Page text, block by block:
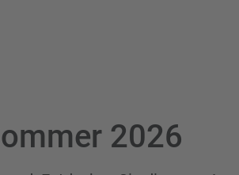
2026